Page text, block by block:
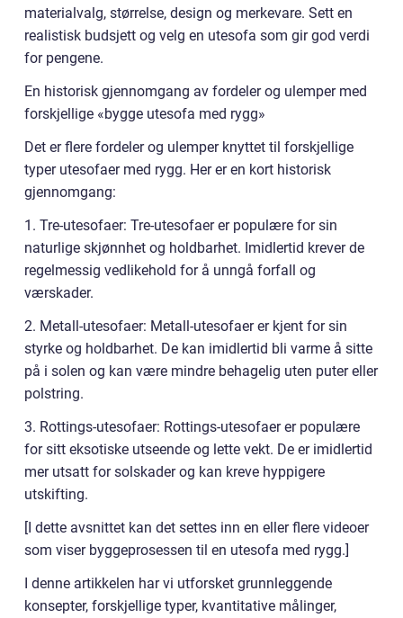
materialvalg, størrelse, design og merkevare. Sett en
realistisk budsjett og velg en utesofa som gir god verdi
for pengene.
En historisk gjennomgang av fordeler og ulemper med
forskjellige «bygge utesofa med rygg»
Det er flere fordeler og ulemper knyttet til forskjellige
typer utesofaer med rygg. Her er en kort historisk
gjennomgang:
1. Tre-utesofaer: Tre-utesofaer er populære for sin
naturlige skjønnhet og holdbarhet. Imidlertid krever de
regelmessig vedlikehold for å unngå forfall og
værskader.
2. Metall-utesofaer: Metall-utesofaer er kjent for sin
styrke og holdbarhet. De kan imidlertid bli varme å sitte
på i solen og kan være mindre behagelig uten puter eller
polstring.
3. Rottings-utesofaer: Rottings-utesofaer er populære
for sitt eksotiske utseende og lette vekt. De er imidlertid
mer utsatt for solskader og kan kreve hyppigere
utskifting.
[I dette avsnittet kan det settes inn en eller flere videoer
som viser byggeprosessen til en utesofa med rygg.]
I denne artikkelen har vi utforsket grunnleggende
konsepter, forskjellige typer, kvantitative målinger,